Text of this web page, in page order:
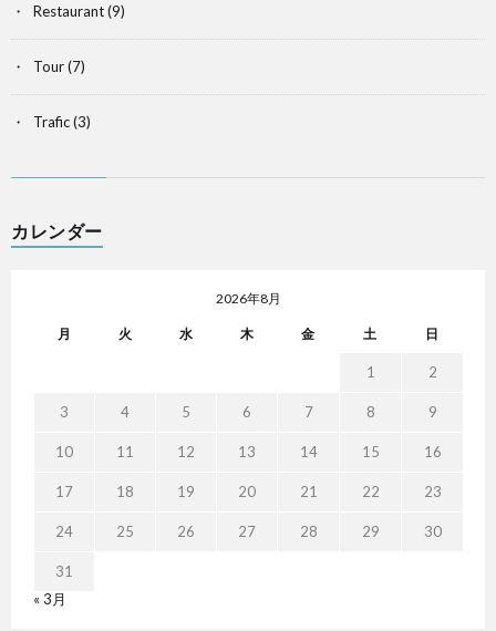
Restaurant(9)
Tour(7)
Trafic(3)
カレンダー
2026年8月
月 火 水 木 金 土 日
1 2
3 4 5 6 7 8 9
10 11 12 13 14 15 16
17 18 19 20 21 22 23
24 25 26 27 28 29 30
31
« 3月